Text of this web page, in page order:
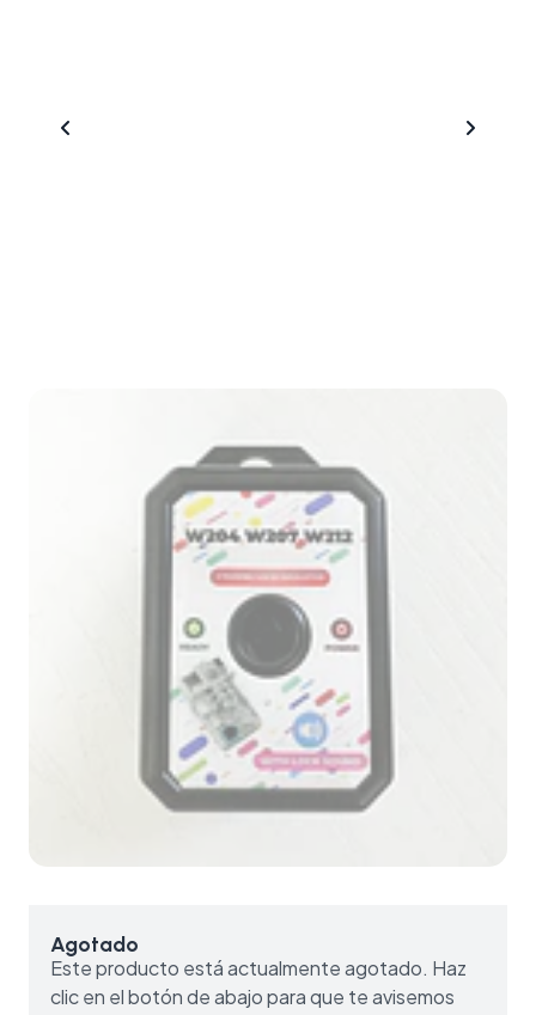
Agotado
Este producto está actualmente agotado. Haz
clic en el botón de abajo para que te avisemos